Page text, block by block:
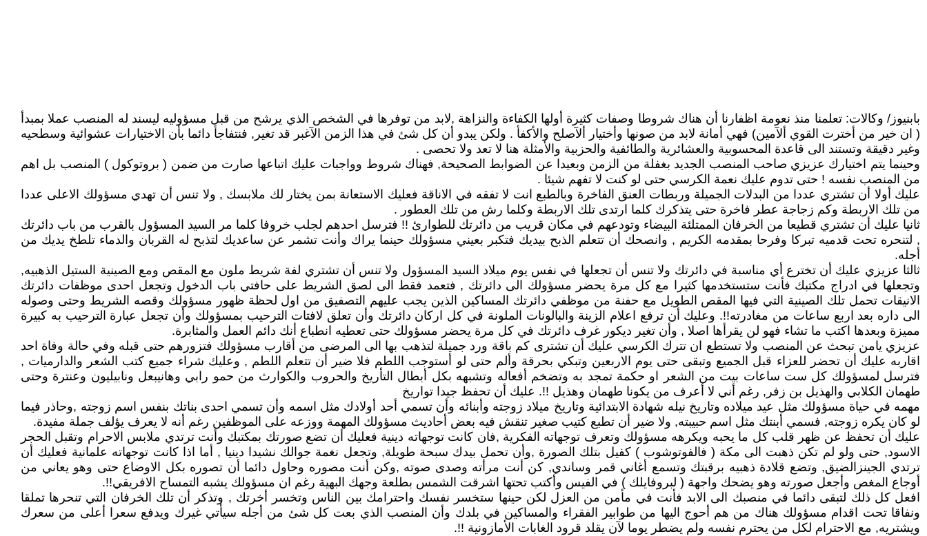
بابنيوز/ وكالات: تعلمنا منذ نعومة اظفارنا أن هناك شروطا وصفات كثيرة أولها الكفاءة والنزاهة ,لابد من توفرها في الشخص الذي يرشح من قبل مسؤوليه ليسند له المنصب عملا بمبدأ
( ان خير من أخترت القوي ألآمين) فهي أمانة لابد من صونها وأختيار ألآصلح والأكفأ . ولكن يبدو أن كل شئ في هذا الزمن الآغبر قد تغير, فنتفاجأ دائما بأن الاختيارات عشوائية وسطحيه
وغير دقيقة وتستند الى قاعدة المحسوبية والعشائرية والطائفية والحزبية والأمثلة هنا لا تعد ولا تحصى .
وحينما يتم اختيارك عزيزي صاحب المنصب الجديد بغفلة من الزمن وبعيدا عن الضوابط الصحيحة, فهناك شروط وواجبات عليك اتباعها صارت من ضمن ( بروتوكول ) المنصب بل اهم
من المنصب نفسه ! حتى تدوم عليك نعمة الكرسي حتى لو كنت لا تفهم شيئا .
عليك أولا أن تشتري عددا من البدلات الجميلة وربطات العنق الفاخرة وبالطبع انت لا تفقه في الاناقة فعليك الاستعانة بمن يختار لك ملابسك , ولا تنس أن تهدي مسؤولك الاعلى عددا
من تلك الاربطة وكم زجاجة عطر فاخرة حتى يتذكرك كلما ارتدى تلك الاربطة وكلما رش من تلك العطور .
ثانيا عليك أن تشتري قطيعا من الخرفان الممتلئة البيضاء وتودعهم في مكان قريب من دائرتك للطوارئ !! فترسل احدهم لجلب خروفا كلما مر السيد المسؤول بالقرب من باب دائرتك
, لتنحره تحت قدميه تبركا وفرحا بمقدمه الكريم , وانصحك أن تتعلم الذبح بيديك فتكبر بعيني مسؤولك حينما يراك وأنت تشمر عن ساعديك لتذبح له القربان والدماء تلطخ يديك من
أجله.
ثالثا عزيزي عليك أن تخترع أي مناسبة في دائرتك ولا تنس أن تجعلها في نفس يوم ميلاد السيد المسؤول ولا تنس أن تشتري لفة شريط ملون مع المقص ومع الصينية الستيل الذهبيه,
وتجعلها في ادراج مكتبك فأنت ستستخدمها كثيرا مع كل مرة يحضر مسؤولك الى دائرتك , فتعمد فقط الى لصق الشريط على حافتي باب الدخول وتجعل احدى موظفات دائرتك
الانيقات تحمل تلك الصينية التي فيها المقص الطويل مع حفنة من موظفي دائرتك المساكين الذين يجب عليهم التصفيق من اول لحظة ظهور مسؤولك وقصه الشريط وحتى وصوله
الى داره بعد اربع ساعات من مغادرته!!. وعليك أن ترفع اعلام الزينة والبالونات الملونة في كل اركان دائرتك وأن تعلق لافتات الترحيب بمسؤولك وأن تجعل عبارة الترحيب به كبيرة
مميزة وبعدها اكتب ما تشاء فهو لن يقرأها اصلا , وأن تغير ديكور غرف دائرتك في كل مرة يحضر مسؤولك حتى تعطيه انطباع أنك دائم العمل والمثابرة.
عزيزي يامن تبحث عن المنصب ولا تستطع ان تترك الكرسي عليك أن تشترى كم باقة ورد جميلة لتذهب بها الى المرضى من أقارب مسؤولك فتزورهم حتى قبله وفي حالة وفاة احد
اقاربه عليك أن تحضر للعزاء قبل الجميع وتبقى حتى يوم الاربعين وتبكي بحرقة وألم حتى لو أستوجب اللطم فلا ضير أن تتعلم اللطم , وعليك شراء جميع كتب الشعر والدارميات ,
فترسل لمسؤولك كل ست ساعات بيت من الشعر او حكمة تمجد به وتضخم أفعاله وتشبهه بكل أبطال التأريخ والحروب والكوارث من حمو رابي وهانيبعل ونابيليون وعنترة وحتى
طهمان الكلابي والهذيل بن زفر, رغم أني لا أعرف من يكونا طهمان وهذيل !!. عليك أن تحفظ جيدا تواريخ
مهمه في حياة مسؤولك مثل عيد ميلاده وتاريخ نيله شهادة الابتدائية وتاريخ ميلاد زوجته وأبنائه وأن تسمي أحد أولادك مثل اسمه وأن تسمي احدى بناتك بنفس اسم زوجته ,وحاذر فيما
لو كان يكره زوجته, فسمي أبنتك مثل اسم حبيبته, ولا ضير أن تطبع كتيب صغير تنقش فيه بعض أحاديث مسؤولك المهمة ووزعه على الموظفين رغم أنه لا يعرف يؤلف جملة مفيدة.
عليك أن تحفظ عن ظهر قلب كل ما يحبه ويكرهه مسؤولك وتعرف توجهاته الفكرية ,فان كانت توجهاته دينية فعليك أن تضع صورتك بمكتبك وأنت ترتدي ملابس الاحرام وتقبل الحجر
الاسود, حتى ولو لم تكن ذهبت الى مكة ( فالفوتوشوب ) كفيل بتلك الصورة ,وأن تحمل بيدك سبحة طويلة, وتجعل نغمة جوالك نشيدا دينيا , أما اذا كانت توجهاته علمانية فعليك أن
ترتدي الجينزالضيق, وتضع قلادة ذهبيه برقبتك وتسمع أغاني قمر وساندي, كن أنت مرأته وصدى صوته ,وكن أنت مصوره وحاول دائما أن تصوره بكل الاوضاع حتى وهو يعاني من
أوجاع المغص وأجعل صورته وهو يضحك واجهة ( لبروفايلك ) في الفيس وأكتب تحتها اشرقت الشمس بطلعة وجهك البهية رغم ان مسؤولك يشبه التمساح الافريقي!!.
افعل كل ذلك لتبقى دائما في منصبك الى الابد فأنت في مأمن من العزل لكن حينها ستخسر نفسك واحترامك بين الناس وتخسر أخرتك , وتذكر أن تلك الخرفان التي تنحرها تملقا
ونفاقا تحت اقدام مسؤولك هناك من هم أحوج اليها من طوابير الفقراء والمساكين في بلدك وأن المنصب الذي بعت كل شئ من أجله سيأتي غيرك ويدفع سعرا أعلى من سعرك
ويشتريه, مع الاحترام لكل من يحترم نفسه ولم يضطر يوما لآن يقلد قرود الغابات الأمازونية !!.